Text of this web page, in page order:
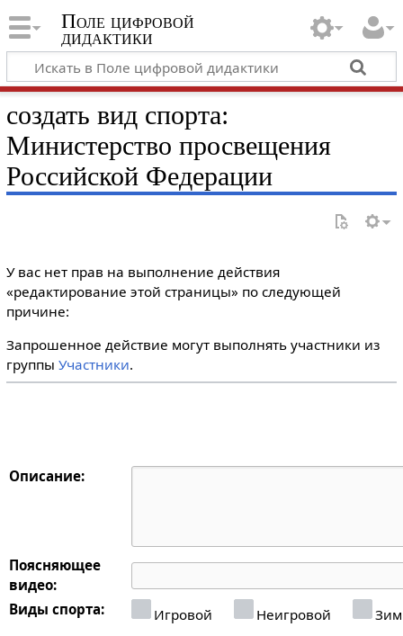
Поле цифровой
дидактики
создать вид спорта:
Министерство просвещения
Российской Федерации
У вас нет прав на выполнение действия
«редактирование этой страницы» по следующей
причине:
Запрошенное действие могут выполнять участники из
группы Участники.
Описание:
Поясняющее
видео:
Виды спорта:
Игровой Неигровой